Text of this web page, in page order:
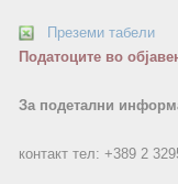
Преземи табели
Податоците во
За подетални
контакт тел: +389 2